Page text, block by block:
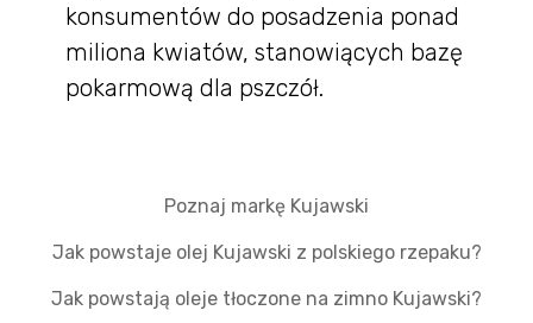
konsumentów do posadzenia ponad
miliona kwiatów, stanowiących bazę
pokarmową dla pszczół.
Poznaj markę Kujawski
Jak powstaje olej Kujawski z polskiego rzepaku?
Jak powstają oleje tłoczone na zimno Kujawski?